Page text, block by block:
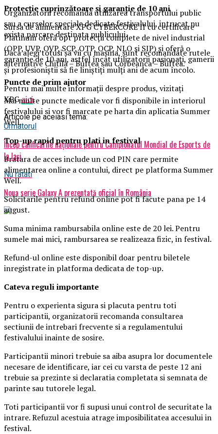
Protecție cuprinzătoare și garanție de 10 ani
Sursa de alimentare XPG CYBERCORE II cu certificare
Platinum oferă opt protecții complete de nivel industrial
(OPP, UVP, OVP, SCP, OTP, OCP, NLO și SIP) și oferă o
garanție de 10 ani, astfel încât utilizatorii pasionați, gamerii
și profesioniștii să fie liniștiți mulți ani de acum încolo.
Pentru mai multe informații despre produs, vizitați
XPGaici.
Articole pe aceiasi tema:
Urmatorul
Încep calificările naționale pentru Campionatul Mondial de Esports de
la Iași
Nu ratati
Noua serie Galaxy A prezentată oficial în România
Organizatorii recomanda utilizarea transportului public
sau a curselor speciale dedicate festivalului, intrucat nu
exista parcare destinata publicului.
Daca alegi totusi sa vii cu masina, sunt recomandate rutele
alternative Chitila – Buftea sau Corbeanca – Buftea.
Puncte de prim ajutor
Mai multe puncte medicale vor fi disponibile in interiorul
festivalului si vor fi marcate pe harta din aplicatia Summer
Well.
Top-up rapid pentru plati in festival
Bratara de acces include un cod PIN care permite
alimentarea online a contului, direct pe platforma Summer
Well.
Solicitarile pentru refund online pot fi facute pana pe 14
august.
Suma minima rambursabila online este de 20 lei. Pentru
sumele mai mici, rambursarea se realizeaza fizic, in festival.
Refund-ul online este disponibil doar pentru biletele
inregistrate in platforma dedicata de top-up.
Cateva reguli importante
Pentru o experienta sigura si placuta pentru toti
participantii, organizatorii recomanda consultarea
sectiunii de intrebari frecvente si a regulamentului
festivalului inainte de sosire.
Participantii minori trebuie sa aiba asupra lor documentele
necesare de identificare, iar cei cu varsta de peste 12 ani
trebuie sa prezinte si declaratia completata si semnata de
parinte sau tutorele legal.
Toti participantii vor fi supusi unui control de securitate la
intrare. Refuzul acestuia atrage imposibilitatea accesului in
festival.